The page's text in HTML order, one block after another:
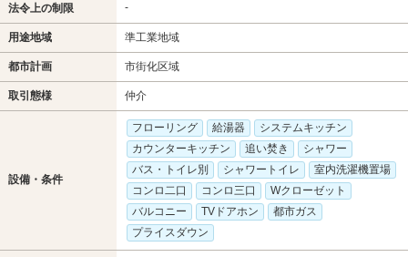
法令上の制限 -
用途地域 準工業地域
都市計画 市街化区域
取引態様 仲介
設備・条件
フローリング 給湯器
システムキッチン
カウンターキッチン
追い焚き
シャワー
バス・トイレ別
シャワートイレ
室内洗濯機置場
コンロ二口
コンロ三口
Wクローゼット
バルコニー
TVドアホン
都市ガス
プライスダウン